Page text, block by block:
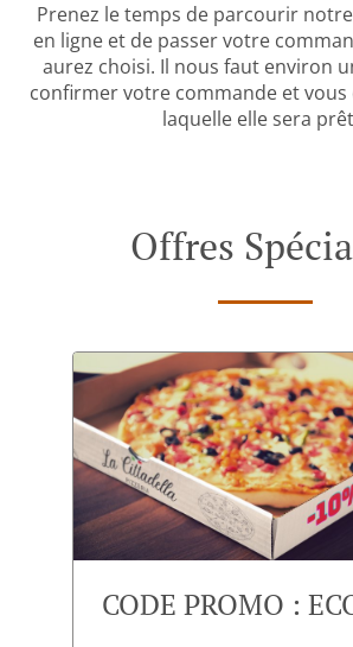
Prenez le temps de parcourir
en ligne et de passer votre
aurez choisi. Il nous faut environ
confirmer votre commande et
laquelle elle sera
Offres
CODE PROMO :